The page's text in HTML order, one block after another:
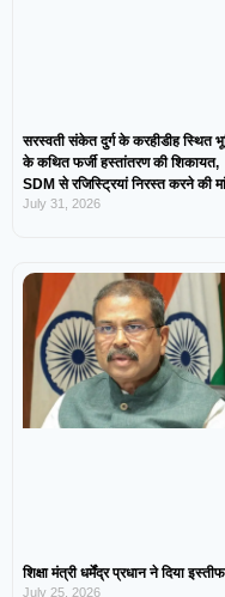
सरस्वती संकेत दुर्ग के करहीडीह स्थित
के कथित फर्जी हस्तांतरण की शिकायत,
SDM से रजिस्ट्रियां निरस्त करने की
July 31, 2026
शिक्षा मंत्री धर्मेंद्र प्रधान ने दिया
July 25, 2026